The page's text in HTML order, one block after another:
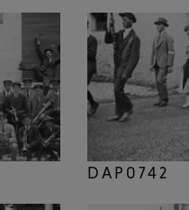
DAP0742